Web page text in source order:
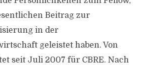
Beitrag zur
in der
geleistet haben. Von
seit Juli 2007 für CBRE. Nach